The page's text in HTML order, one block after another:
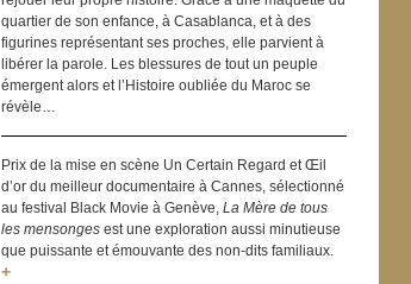
quartier de son enfance, à Casablanca, et à des
figurines représentant ses proches, elle parvient à
libérer la parole. Les blessures de tout un peuple
émergent alors et l’Histoire oubliée du Maroc se
révèle…
Prix de la mise en scène Un Certain Regard et Œil
d’or du meilleur documentaire à Cannes, sélectionné
au festival Black Movie à Genève,La Mère de tous
les mensonges est une exploration aussi minutieuse
que puissante et émouvante des non-dits familiaux.
+